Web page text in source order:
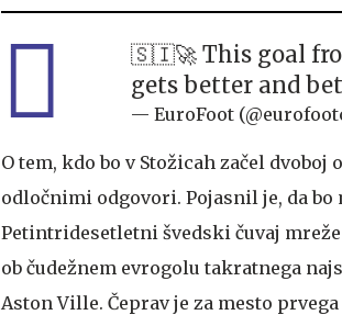
🇸🇮🚀 This goal
gets better and
— EuroFoot
O tem, kdo bo v Stožicah začel
odločnimi odgovori. Pojasnil je, da
Petintridesetletni švedski čuvaj
ob čudežnem evrogolu takratnega
Aston Ville. Čeprav je za mesto